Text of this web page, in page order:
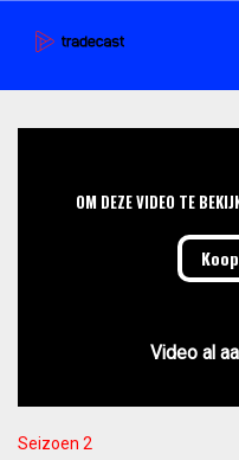
OM DEZE VIDEO TE
Video al
Seizoen 2